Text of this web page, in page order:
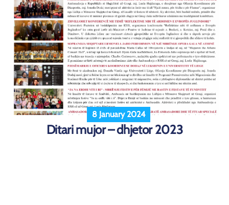
8 January 2024
Ditari mujor – dhjetor 2023